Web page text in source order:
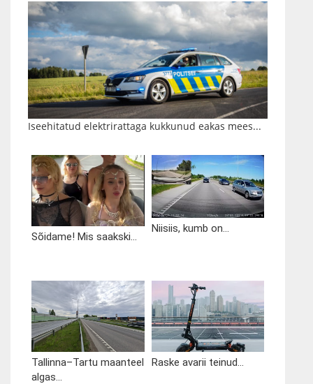
Iseehitatud elektrirattaga kukkunud eakas mees...
Sõidame! Mis saakski...
Niisiis, kumb on...
Tallinna–Tartu maanteel
algas...
Raske avarii teinud...